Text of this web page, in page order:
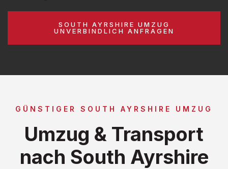
SOUTH AYRSHIRE UMZUG
UNVERBINDLICH ANFRAGEN
GÜNSTIGER SOUTH AYRSHIRE UMZUG
Umzug & Transport
nach South Ayrshire